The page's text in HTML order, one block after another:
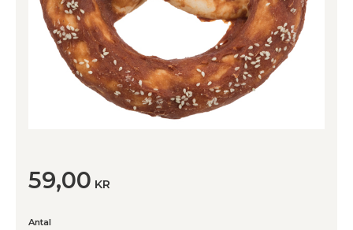
59,00 KR
Antal